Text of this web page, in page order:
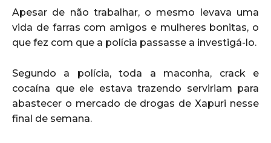
Apesar de não trabalhar, o mesmo levava uma
vida de farras com amigos e mulheres bonitas, o
que fez com que a polícia passasse a investigá-lo.
Segundo a polícia, toda a maconha, crack e
cocaína que ele estava trazendo serviriam para
abastecer o mercado de drogas de Xapuri nesse
final de semana.